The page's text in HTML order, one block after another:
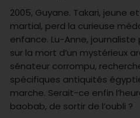
2005, Guyane. Takari, jeune
martial, perd la curieuse
enfance. Lu-Anne,
sur la mort d’un mystérieux
sénateur corrompu,
spécifiques antiquités
marche. Serait-ce enfin
baobab, de sortir de l’oubli ?